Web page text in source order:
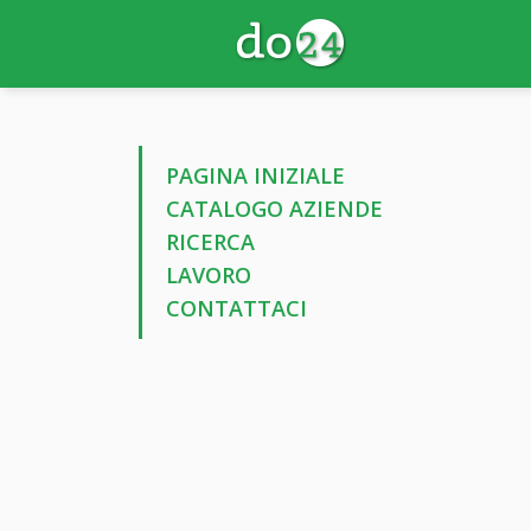
PAGINA INIZIALE
CATALOGO AZIENDE
RICERCA
LAVORO
CONTATTACI